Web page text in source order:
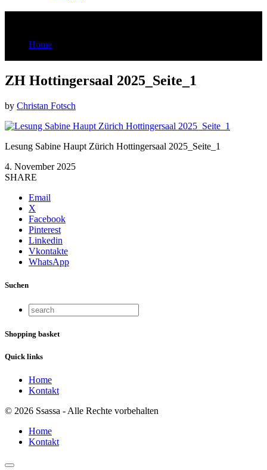
Home
ZH Hottingersaal 2025_Seite_1
by Christan Fotsch
Lesung Sabine Haupt Zürich Hottingersaal 2025_Seite_1
4. November 2025
SHARE
Email
X
Facebook
Pinterest
Linkedin
Vkontakte
WhatsApp
Suchen
Shopping basket
Quick links
Home
Kontakt
© 2026 Ssassa - Alle Rechte vorbehalten
Home
Kontakt